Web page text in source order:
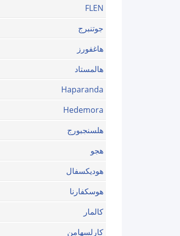
FLEN
جوتنبرج
هاغفورز
هالمستاد
Haparanda
Hedemora
هلسنجبورج
هجو
هوديكسفال
هوسكفارنا
كالمار
كارلسهامن